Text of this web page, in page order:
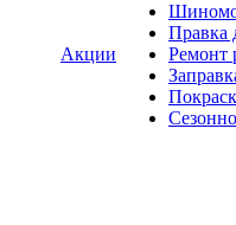
Акции
Правка
Ремонт